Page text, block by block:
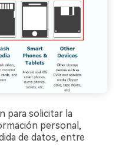
para solicitar la
personal,
de datos, entre